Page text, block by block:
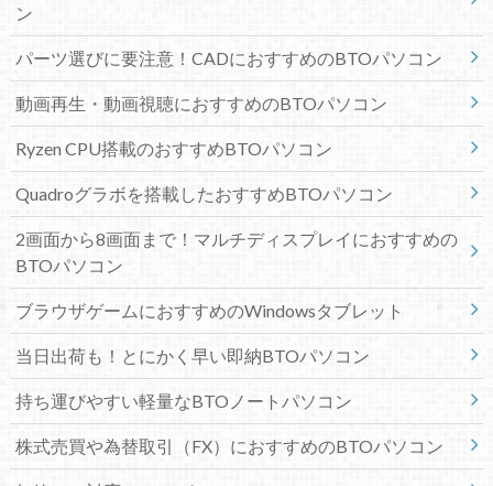
ン
パーツ選びに要注意！CADにおすすめのBTOパソコン
動画再生・動画視聴におすすめのBTOパソコン
Ryzen CPU搭載のおすすめBTOパソコン
Quadroグラボを搭載したおすすめBTOパソコン
2画面から8画面まで！マルチディスプレイにおすすめの
BTOパソコン
ブラウザゲームにおすすめのWindowsタブレット
当日出荷も！とにかく早い即納BTOパソコン
持ち運びやすい軽量なBTOノートパソコン
株式売買や為替取引（FX）におすすめのBTOパソコン